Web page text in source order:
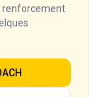
renforcement